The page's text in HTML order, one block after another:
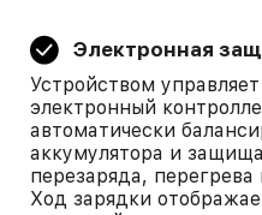
Электронная
Устройством
электронный
автоматически
аккумулятора и
перезаряда,
Ход зарядки